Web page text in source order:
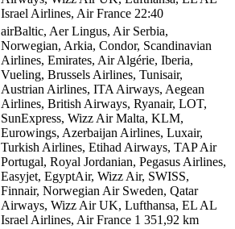
Israel Airlines, Air France 22:40
airBaltic, Aer Lingus, Air Serbia,
Norwegian, Arkia, Condor, Scandinavian
Airlines, Emirates, Air Algérie, Iberia,
Vueling, Brussels Airlines, Tunisair,
Austrian Airlines, ITA Airways, Aegean
Airlines, British Airways, Ryanair, LOT,
SunExpress, Wizz Air Malta, KLM,
Eurowings, Azerbaijan Airlines, Luxair,
Turkish Airlines, Etihad Airways, TAP Air
Portugal, Royal Jordanian, Pegasus Airlines,
Easyjet, EgyptAir, Wizz Air, SWISS,
Finnair, Norwegian Air Sweden, Qatar
Airways, Wizz Air UK, Lufthansa, EL AL
Israel Airlines, Air France 1 351,92 km